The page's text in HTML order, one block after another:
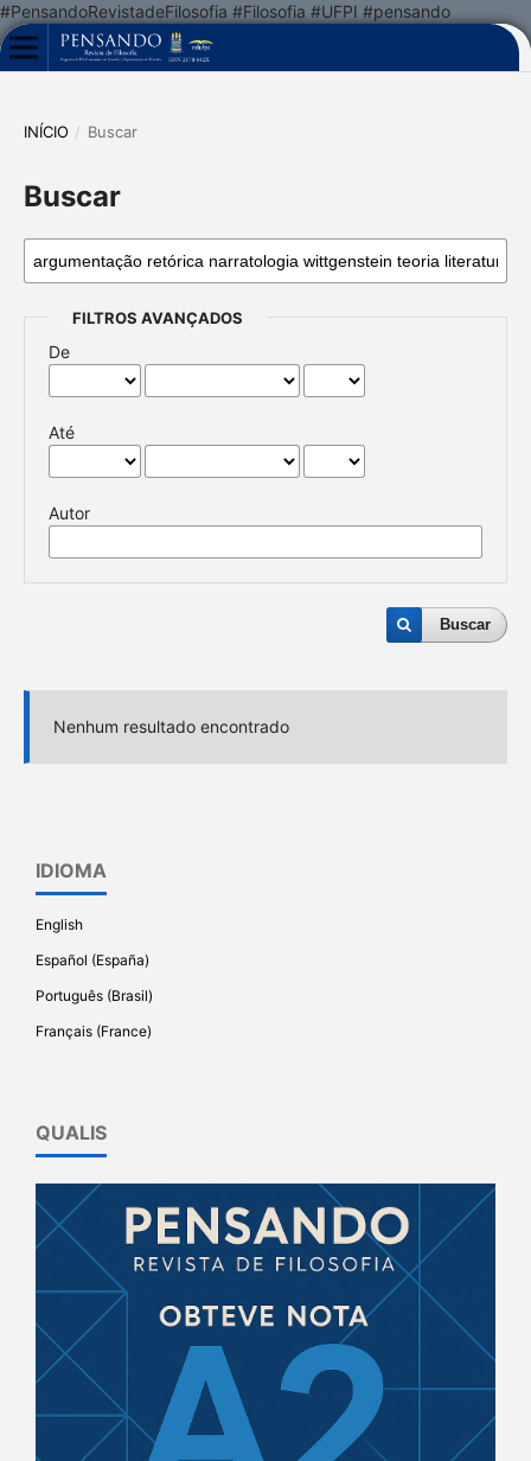
#PensandoRevistadeFilosofia #Filosofia #UFPI #pensando
INÍCIO / Buscar
Buscar
FILTROS AVANÇADOS
De
Até
Autor
Buscar
Nenhum resultado encontrado
IDIOMA
English
Español (España)
Português (Brasil)
Français (France)
QUALIS